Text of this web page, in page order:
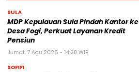
SULA
MDP Kepulauan Sula Pindah Kantor ke
Desa Fogi, Perkuat Layanan Kredit
Pensiun
Jumat, 7 Agu 2026 - 14:28 WIB
SOFIFI